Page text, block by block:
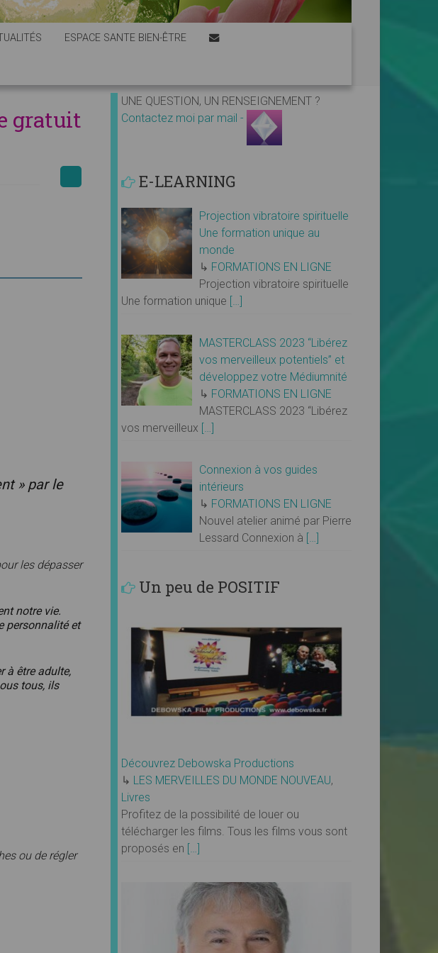
ESPACE SANTE BIEN-ÊTRE
gratuit
» par le
les dépasser
notre vie.
personnalité et
à être adulte,
tous, ils
ou de régler
UNE QUESTION, UN RENSEIGNEMENT ?
Contactez moi par mail -
E-LEARNING
Projection vibratoire spirituelle
Une formation unique au
monde
↳ FORMATIONS EN LIGNE
Projection vibratoire spirituelle
Une formation unique […]
MASTERCLASS 2023 “Libérez
vos merveilleux potentiels” et
développez votre Médiumnité
↳ FORMATIONS EN LIGNE
MASTERCLASS 2023 “Libérez
vos merveilleux […]
Connexion à vos guides
intérieurs
↳ FORMATIONS EN LIGNE
Nouvel atelier animé par Pierre
Lessard Connexion à […]
Un peu de POSITIF
Découvrez Debowska Productions
↳ LES MERVEILLES DU MONDE NOUVEAU,
Livres
Profitez de la possibilité de louer ou
télécharger les films. Tous les films vous sont
proposés en […]